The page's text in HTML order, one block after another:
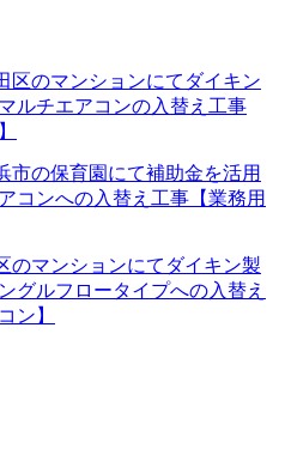
区のマンションにてダイキン
ルチエアコンの入替え工事
市の保育園にて補助金を活用
コンへの入替え工事【業務用
のマンションにてダイキン製
グルフロータイプへの入替え
ン】